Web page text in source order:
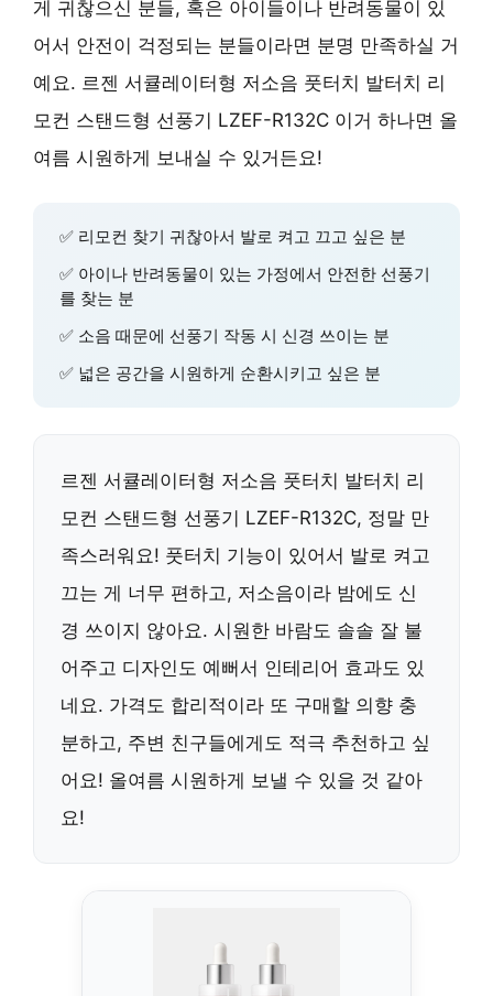
게 귀찮으신 분들, 혹은 아이들이나 반려동물이 있
어서 안전이 걱정되는 분들이라면 분명 만족하실 거
예요. 르젠 서큘레이터형 저소음 풋터치 발터치 리
모컨 스탠드형 선풍기 LZEF-R132C 이거 하나면 올
여름 시원하게 보내실 수 있거든요!
✅ 리모컨 찾기 귀찮아서 발로 켜고 끄고 싶은 분
✅ 아이나 반려동물이 있는 가정에서 안전한 선풍기
를 찾는 분
✅ 소음 때문에 선풍기 작동 시 신경 쓰이는 분
✅ 넓은 공간을 시원하게 순환시키고 싶은 분
르젠 서큘레이터형 저소음 풋터치 발터치 리
모컨 스탠드형 선풍기 LZEF-R132C, 정말 만
족스러워요! 풋터치 기능이 있어서 발로 켜고
끄는 게 너무 편하고, 저소음이라 밤에도 신
경 쓰이지 않아요. 시원한 바람도 솔솔 잘 불
어주고 디자인도 예뻐서 인테리어 효과도 있
네요. 가격도 합리적이라 또 구매할 의향 충
분하고, 주변 친구들에게도 적극 추천하고 싶
어요! 올여름 시원하게 보낼 수 있을 것 같아
요!